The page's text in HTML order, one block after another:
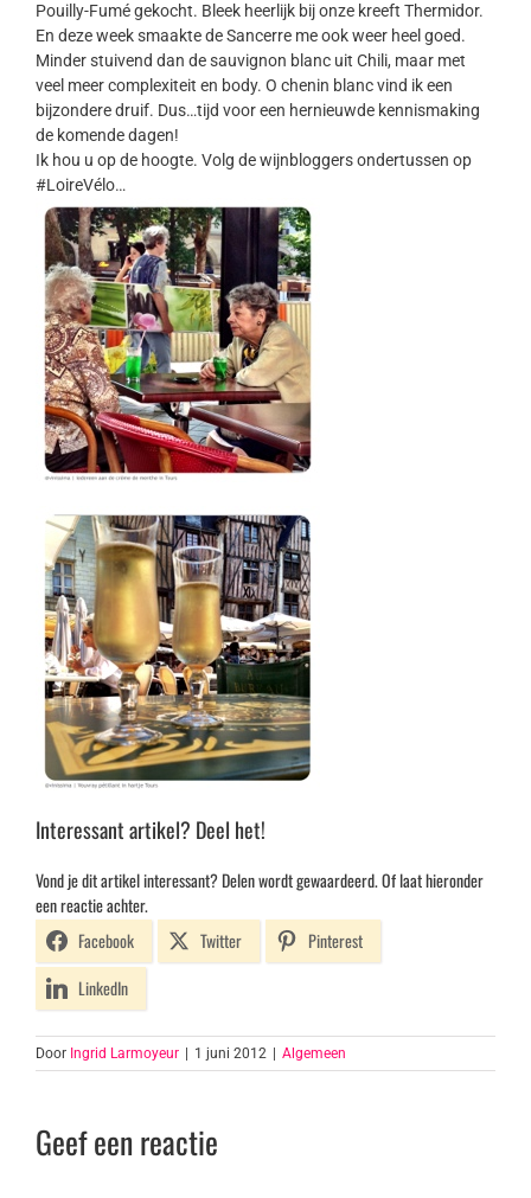
Pouilly-Fumé gekocht. Bleek heerlijk bij onze kreeft Thermidor.
En deze week smaakte de Sancerre me ook weer heel goed.
Minder stuivend dan de sauvignon blanc uit Chili, maar met
veel meer complexiteit en body. O chenin blanc vind ik een
bijzondere druif. Dus…tijd voor een hernieuwde kennismaking
de komende dagen!
Ik hou u op de hoogte. Volg de wijnbloggers ondertussen op
#LoireVélo…
Interessant artikel? Deel het!
Vond je dit artikel interessant? Delen wordt gewaardeerd. Of laat hieronder
een reactie achter.
Facebook
Twitter
Pinterest
LinkedIn
Door Ingrid Larmoyeur 1 juni 2012 Algemeen
Geef een reactie